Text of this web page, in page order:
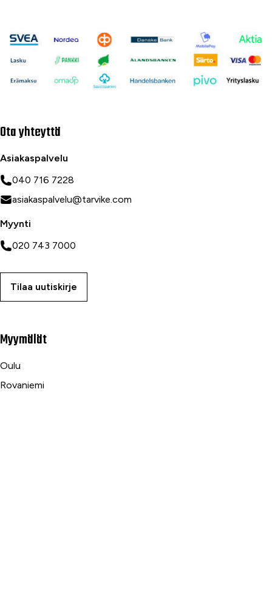
Ota yhteyttä
Asiakaspalvelu
040 716 7228
asiakaspalvelu@tarvike.com
Myynti
020 743 7000
Tilaa uutiskirje
Myymälät
Oulu
Rovaniemi